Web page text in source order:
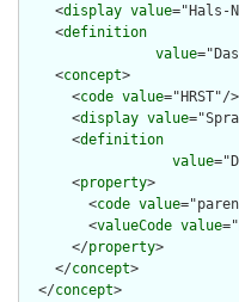
    <
display value="Hals-
    <
definition
value
    <
concept>
      <
code value="HRST"/>
      <
display value
      <
definition
value
      <
property>
        <
code value
        <
valueCode value
      </
property>
    </
concept>
  </
concept>